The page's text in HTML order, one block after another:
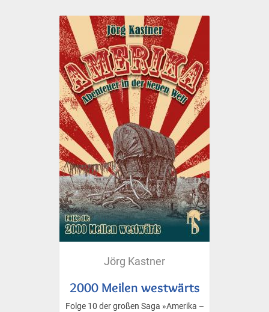
Jörg Kastner
2000 Meilen westwärts
Folge 10 der großen Saga »Amerika –